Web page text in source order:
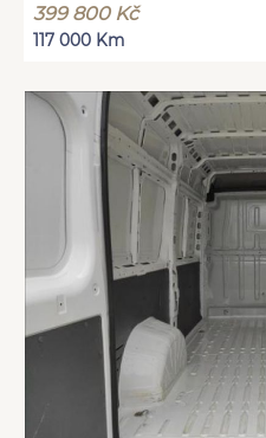
399 800 Kč
117 000 Km